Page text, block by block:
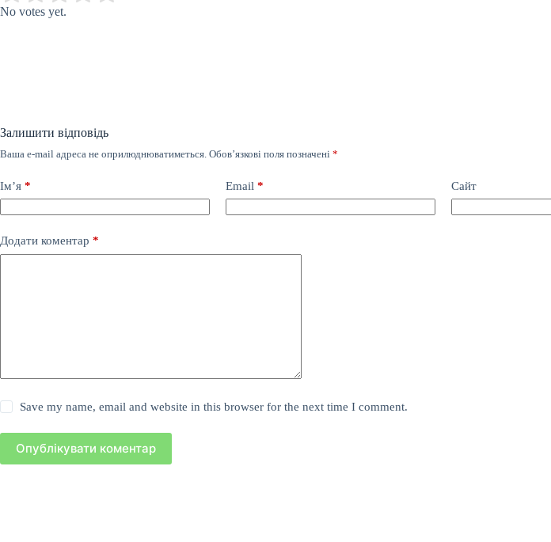
No votes yet.
Залишити відповідь
Ваша e-mail адреса не оприлюднюватиметься. Обов’язкові поля позначені *
Ім’я * Email * Сайт
Додати коментар *
Save my name, email and website in this browser for the next time I comment.
Опублікувати коментар